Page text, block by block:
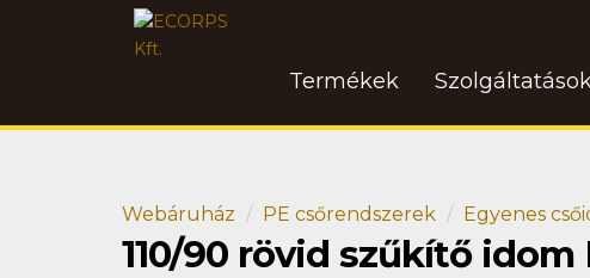
Termékek
Webáruház PE csőrendszerek Egyenes
110/90 rövid szűkítő idom